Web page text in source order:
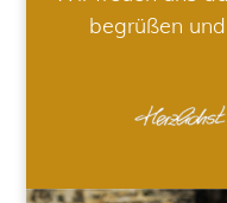
begrüßen